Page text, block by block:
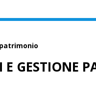
GESTIONE